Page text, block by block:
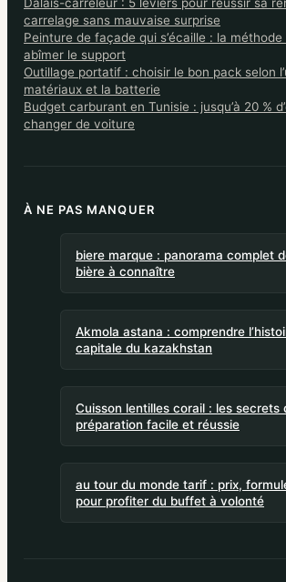
carrelage sans mauvaise surprise
Peinture de façade qui s’écaille : la
abîmer le support
Outillage portatif : choisir le bon pack selon
matériaux et la batterie
Budget carburant en Tunisie : jusqu’à 20 %
changer de voiture
À NE PAS MANQUER
biere marque : panorama complet
bière à connaître
Akmola astana : comprendre
capitale du kazakhstan
Cuisson lentilles corail : les secrets
préparation facile et réussie
au tour du monde tarif : prix,
pour profiter du buffet à volonté